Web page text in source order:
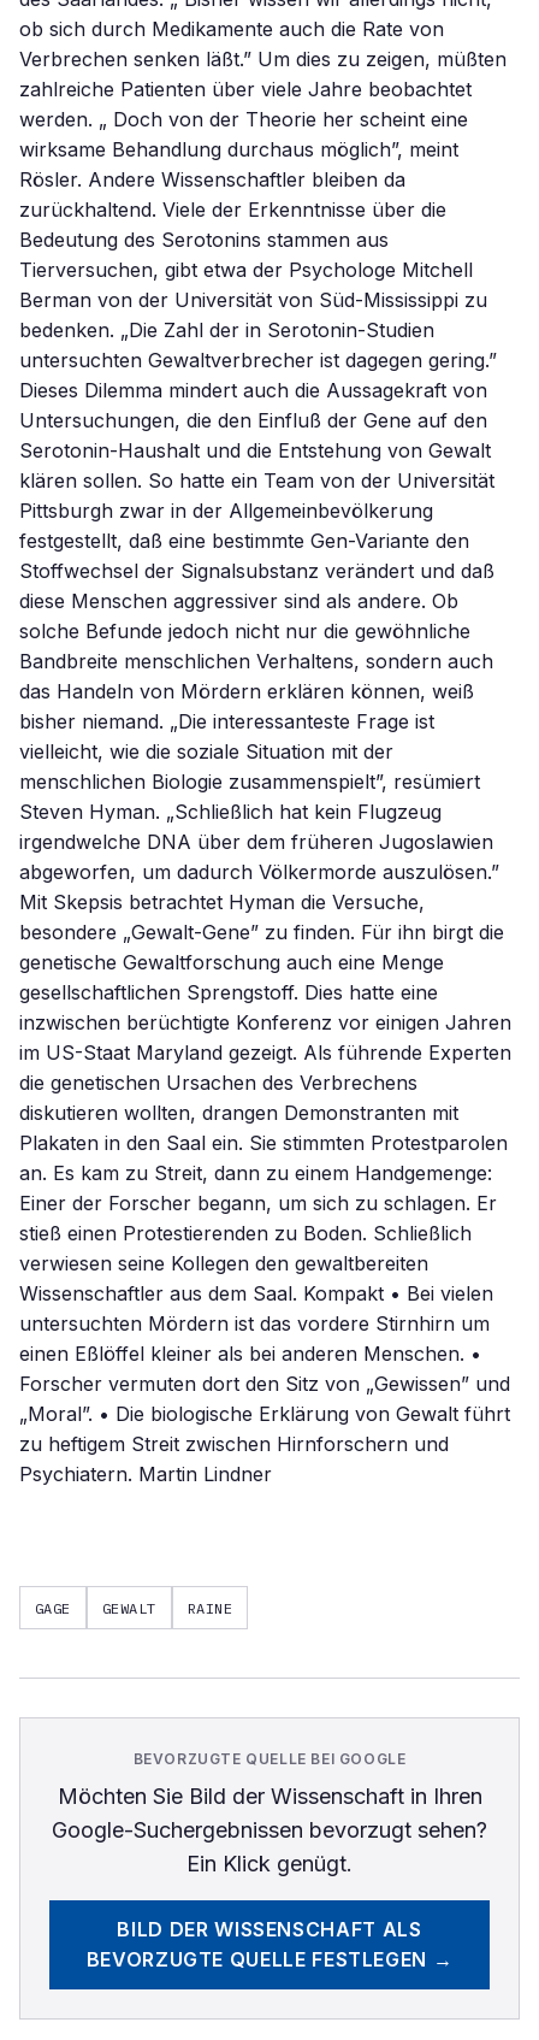
GAGE GEWALT RAINE
BEVORZUGTE QUELLE BEI GOOGLE
Möchten Sie Bild der Wissenschaftin Ihren
Google-Suchergebnissen bevorzugt sehen?
Ein Klick genügt.
BILD DER WISSENSCHAFT ALS
BEVORZUGTE QUELLE FESTLEGEN →